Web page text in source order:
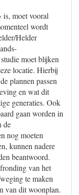
moet vooral
wordt
Helder
moet blijken
locatie. Hierbij
plannen passen
en wat dit
generaties. Ook
gaan worden in
de
nog moeten
kunnen nadere
beantwoord.
van het
te maken
van dit woonplan.